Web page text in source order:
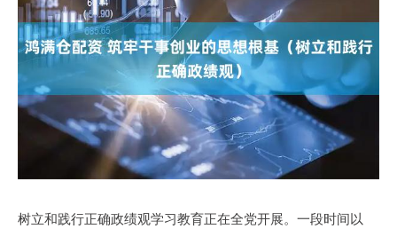
树立和践行正确政绩观学习教育正在全党开展。一段时间以